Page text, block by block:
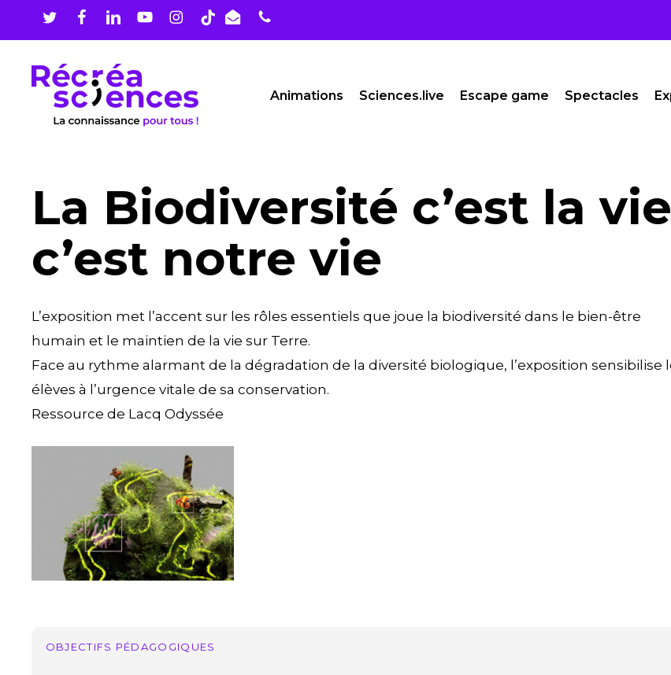
content
Animations Sciences.live Escape game Spectacles
La Biodiversité c’est la
c’est notre vie
L’exposition met l’accent sur les rôles essentiels que joue la biodiversité dans le bien-être
humain et le maintien de la vie sur Terre.
Face au rythme alarmant de la dégradation de la diversité biologique, l’exposition sensibilise
élèves à l’urgence vitale de sa conservation.
Ressource de Lacq Odyssée
OBJECTIFS PÉDAGOGIQUES